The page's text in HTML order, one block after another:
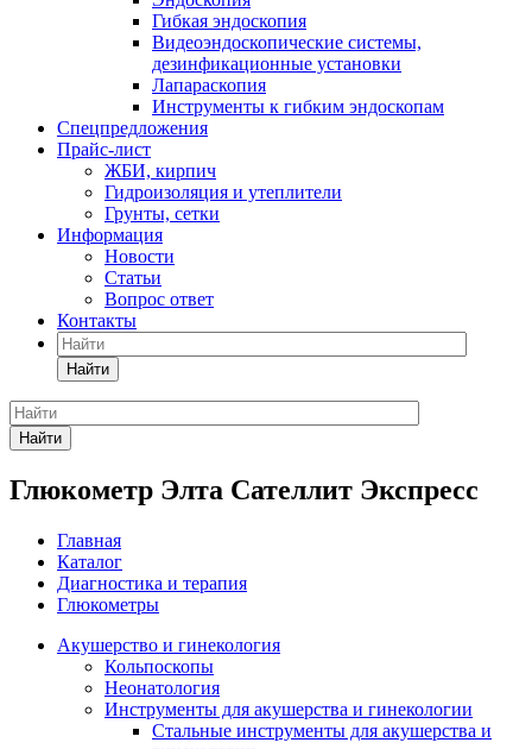
Гибкая эндоскопия
Видеоэндоскопические системы,
дезинфикационные установки
Лапараскопия
Инструменты к гибким эндоскопам
Спецпредложения
Прайс-лист
ЖБИ, кирпич
Гидроизоляция и утеплители
Грунты, сетки
Информация
Новости
Статьи
Вопрос ответ
Контакты
Найти
Найти
Глюкометр Элта Сателлит Экспресс
Главная
Каталог
Диагностика и терапия
Глюкометры
Акушерство и гинекология
Кольпоскопы
Неонатология
Инструменты для акушерства и гинекологии
Стальные инструменты для акушерства и